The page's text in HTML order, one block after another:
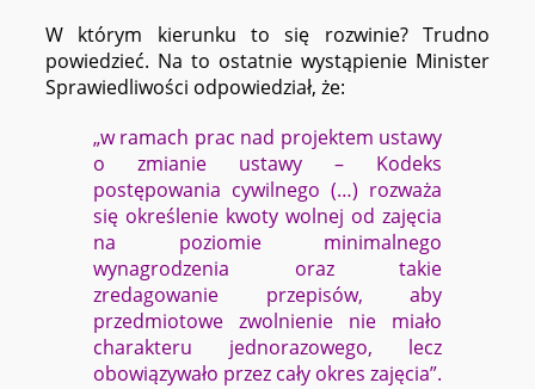
W którym kierunku to się rozwinie? Trudno
powiedzieć. Na to ostatnie wystąpienie Minister
Sprawiedliwości odpowiedział, że:
„w ramach prac nad projektem ustawy
o zmianie ustawy – Kodeks
postępowania cywilnego (…) rozważa
się określenie kwoty wolnej od zajęcia
na poziomie minimalnego
wynagrodzenia oraz takie
zredagowanie przepisów, aby
przedmiotowe zwolnienie nie miało
charakteru jednorazowego, lecz
obowiązywało przez cały okres zajęcia”.